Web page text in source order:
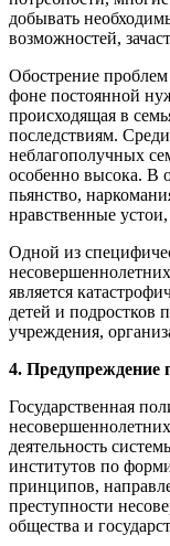
добывать
возможностей,
Обострение
фоне постоянной
происходящая в
последствиям.
неблагополучных
особенно высока. В
пьянство,
нравственные устои,
Одной из
является
детей и подростков
учреждения,
4. Предупреждение
Государственная
деятельность
институтов по
принципов,
преступности
общества и